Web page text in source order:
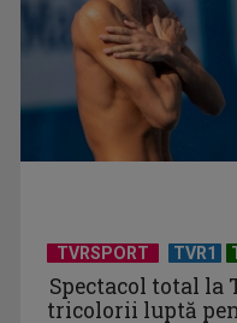
TELEȘCOALA:
într-un triunghi” / ...
Spectacol total la
tricolorii luptă
Natație de la Paris